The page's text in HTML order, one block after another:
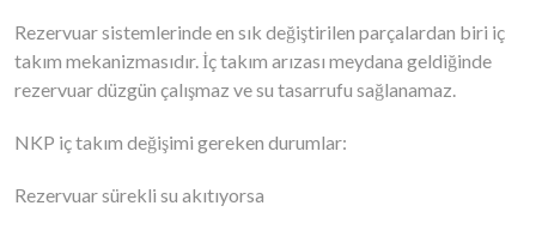
Rezervuar sistemlerinde en sık değiştirilen parçalardan biri iç
takım mekanizmasıdır. İç takım arızası meydana geldiğinde
rezervuar düzgün çalışmaz ve su tasarrufu sağlanamaz.
NKP iç takım değişimi gereken durumlar:
Rezervuar sürekli su akıtıyorsa